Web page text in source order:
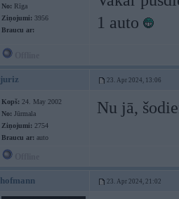
No: Rīga
Ziņojumi: 3956
Braucu ar:
1 auto
juriz 23. Apr 2024, 13:06
Kopš: 24. May 2002
No: Jūrmala
Ziņojumi: 2754
Braucu ar: auto
Nu jā,
hofmann 23. Apr 2024, 21:02